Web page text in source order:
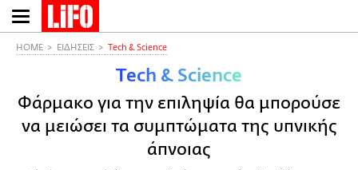
Παράκαμψη
προς
HOME ΕΙΔΗΣΕΙΣ Τech & Science
Τech & Science
Φάρμακο για την επιληψία θα μπορούσε
να μειώσει τα συμπτώματα της υπνικής
άπνοιας